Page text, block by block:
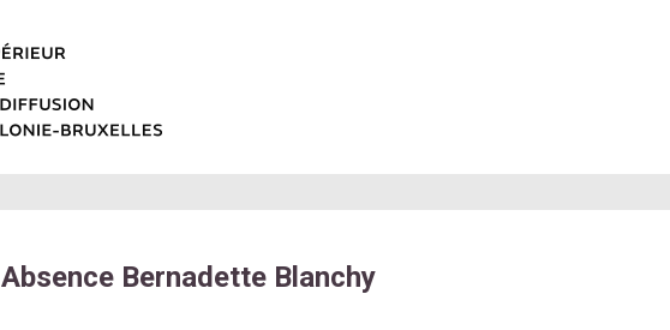
Absence Bernadette Blanchy